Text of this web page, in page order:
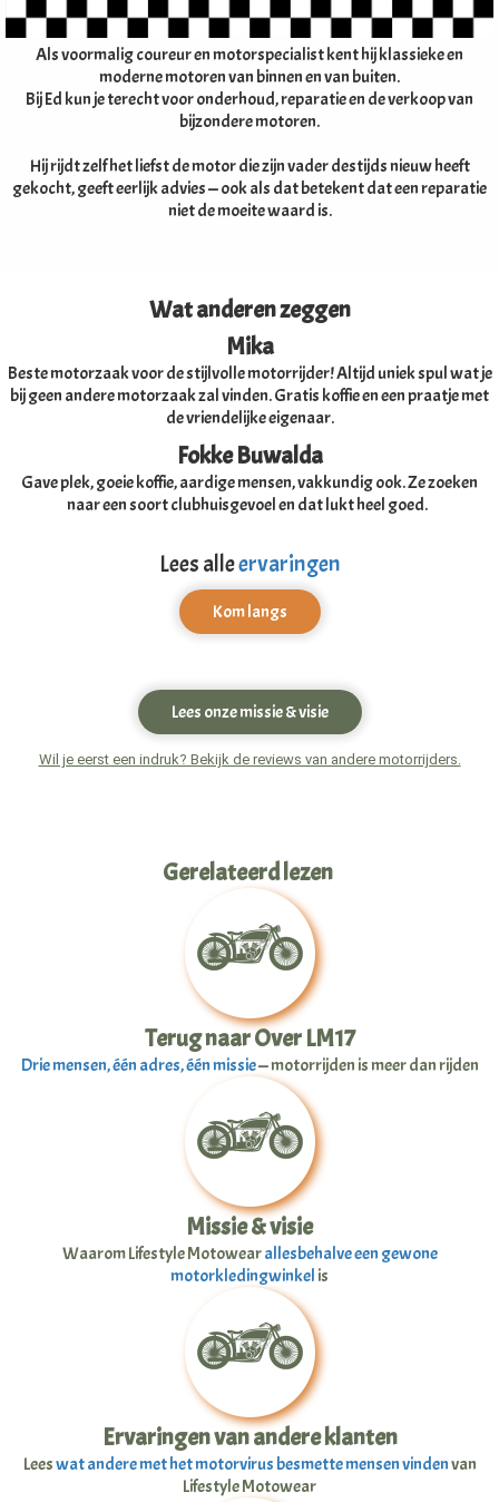
Als voormalig coureur en motorspecialist kent hij klassieke en
moderne motoren van binnen en van buiten.
Bij Ed kun je terecht voor onderhoud, reparatie en de verkoop van
bijzondere motoren.
Hij rijdt zelf het liefst de motor die zijn vader destijds nieuw heeft
gekocht, geeft eerlijk advies — ook als dat betekent dat een reparatie
niet de moeite waard is.
Wat anderen zeggen
Mika
Beste motorzaak voor de stijlvolle motorrijder! Altijd uniek spul wat je
bij geen andere motorzaak zal vinden. Gratis koffie en een praatje met
de vriendelijke eigenaar.
Fokke Buwalda
Gave plek, goeie koffie, aardige mensen, vakkundig ook. Ze zoeken
naar een soort clubhuisgevoel en dat lukt heel goed.
Lees alleervaringen
Kom langs
Lees onze missie & visie
Wil je eerst een indruk? Bekijk de reviews van andere motorrijders.
Gerelateerd lezen
Terug naar Over LM17
Drie mensen, één adres, één missie— motorrijden is meer dan rijden
Missie & visie
Waarom Lifestyle Motowearallesbehalve een gewone
motorkledingwinkel is
Ervaringen van andere klanten
Leeswat andere met het motorvirus besmette mensen vindenvan
Lifestyle Motowear